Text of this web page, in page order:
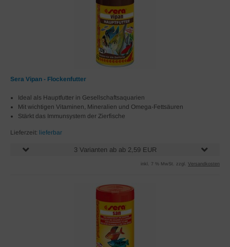
Sera Vipan - Flockenfutter
Ideal als Hauptfutter in Gesellschaftsaquarien
Mit wichtigen Vitaminen, Mineralien und Omega-Fettsäuren
Stärkt das Immunsystem der Zierfische
Lieferzeit: lieferbar
3 Varianten ab ab 2,59 EUR
inkl. 7 % MwSt. zzgl. Versandkosten